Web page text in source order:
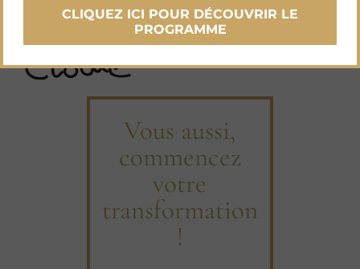
santé et d’augmenter votre longévité !
Vous aussi,
commencez
votre
transformation
!
CLIQUEZ ICI POUR DÉCOUVRIR LE
PROGRAMME